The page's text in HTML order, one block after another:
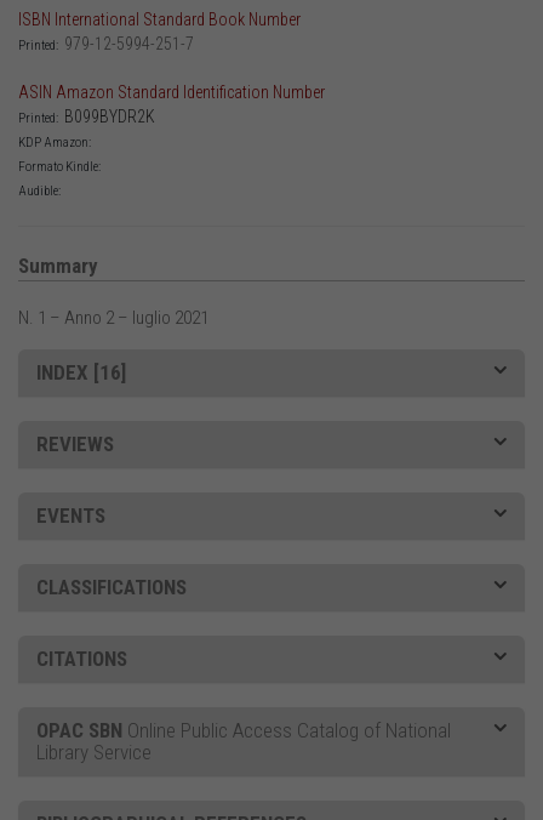
ISBN International Standard Book Number
Printed: 979-12-5994-251-7
ASIN Amazon Standard Identification Number
Printed: B099BYDR2K
KDP Amazon:
Formato Kindle:
Audible:
Summary
N. 1 – Anno 2 – luglio 2021
INDEX [16]
REVIEWS
EVENTS
CLASSIFICATIONS
CITATIONS
OPAC SBN Online Public Access Catalog of National
Library Service